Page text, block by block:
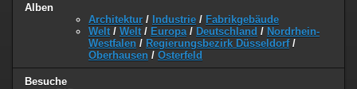
Alben
Architektur / Industrie / Fabrikgebäude
Welt / Welt / Europa / Deutschland / Nordrhein-
Westfalen / Regierungsbezirk Düsseldorf/
Oberhausen / Osterfeld
Besuche